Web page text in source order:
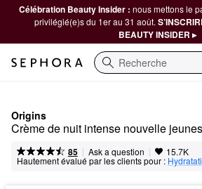
Célébration Beauty Insider : nous mettons le
privilégié(e)s du 1er au 31 août.
BEAUTY INSIDER ▸
Recherche
Origins
Crème de nuit intense nouvelle
85 | Ask a question | 15.7K
Hautement évalué par les clients pour :